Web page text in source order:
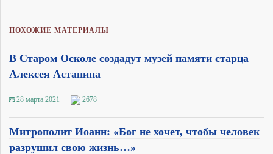
ПОХОЖИЕ МАТЕРИАЛЫ
В Старом Осколе создадут музей памяти старца
Алексея Астанина
28 марта 2021 2678
Митрополит Иоанн: «Бог не хочет, чтобы человек
разрушил свою жизнь…»